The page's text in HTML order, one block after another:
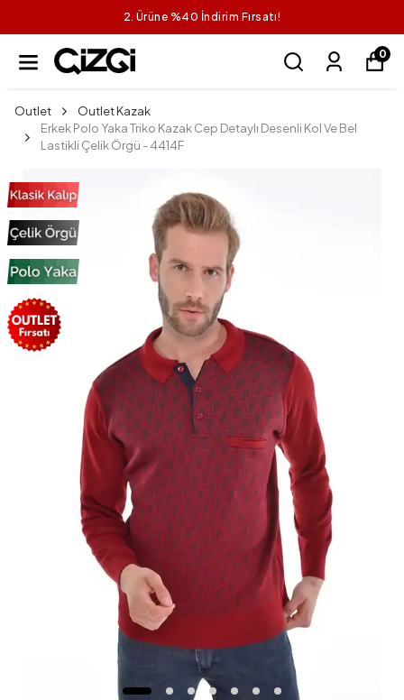
2. Ürüne %40 İndirim Fırsatı!
0
Outlet
Outlet Kazak
Erkek Polo Yaka Triko Kazak Cep Detaylı Desenli Kol Ve Bel
Lastikli Çelik Örgü - 4414F